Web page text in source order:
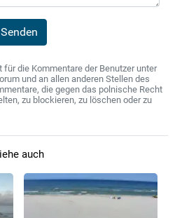
die Kommentare der Benutzer unter
und an allen anderen Stellen des
die gegen das polnische Recht
zu blockieren, zu löschen oder zu
auch